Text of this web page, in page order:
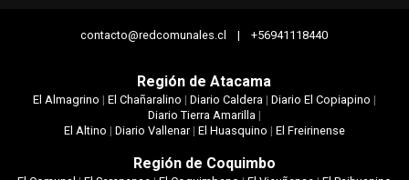
contacto@redcomunales.cl | +56941118440
Región de Atacama
El Almagrino | El Chañaralino | Diario Caldera| Diario El Copiapino |
Diario Tierra Amarilla|
El Altino | Diario Vallenar| El Huasquino | El Freirinense
Región de Coquimbo